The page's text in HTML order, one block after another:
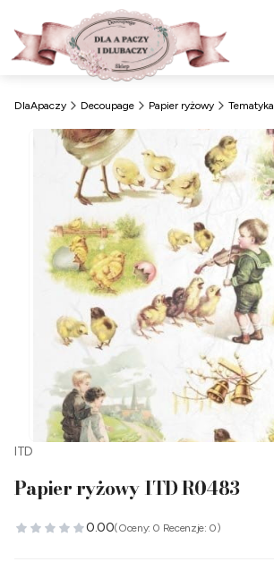
DlaApaczy Decoupage Papier ryżowy Tematyka
ITD
Papier ryżowy ITD R0483
0.00(Oceny: 0 Recenzje: 0)